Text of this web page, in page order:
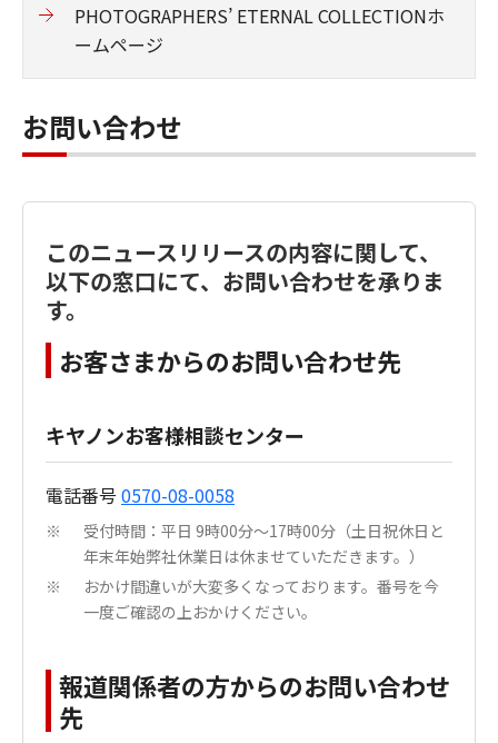
PHOTOGRAPHERS’ ETERNAL COLLECTIONホ
ームページ
お問い合わせ
このニュースリリースの内容に関して、
以下の窓口にて、お問い合わせを承りま
す。
お客さまからのお問い合わせ先
キヤノンお客様相談センター
電話番号0570-08-0058
※
受付時間：平日 9時00分～17時00分（土日祝休日と
年末年始弊社休業日は休ませていただきます。）
※
おかけ間違いが大変多くなっております。番号を今
一度ご確認の上おかけください。
報道関係者の方からのお問い合わせ
先